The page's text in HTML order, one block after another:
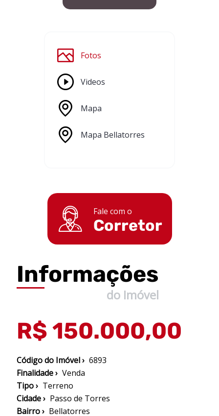
Fotos
Videos
Mapa
Mapa Bellatorres
Fale com o
Corretor
Informações
do Imóvel
R$ 150.000,00
Código do Imóvel › 6893
Finalidade › Venda
Tipo › Terreno
Cidade › Passo de Torres
Bairro › Bellatorres